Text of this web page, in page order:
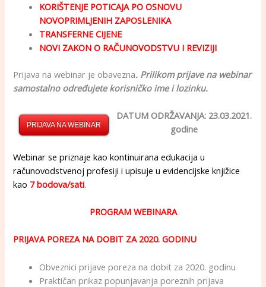
KORIŠTENJE POTICAJA PO OSNOVU
NOVOPRIMLJENIH ZAPOSLENIKA
TRANSFERNE CIJENE
NOVI ZAKON O RAČUNOVODSTVU I REVIZIJI
Prijava na webinar je obavezna. Prilikom prijave na webinar
samostalno određujete korisničko ime i lozinku.
PRIJAVA NA WEBINAR
DATUM ODRŽAVANJA: 23.03.2021.
godine
Webinar se priznaje kao kontinuirana edukacija u
računovodstvenoj profesiji i upisuje u evidencijske knjižice
kao 7 bodova/sati.
PROGRAM WEBINARA
PRIJAVA POREZA NA DOBIT ZA 2020. GODINU
Obveznici prijave poreza na dobit za 2020. godinu
Praktičan prikaz popunjavanja poreznih prijava